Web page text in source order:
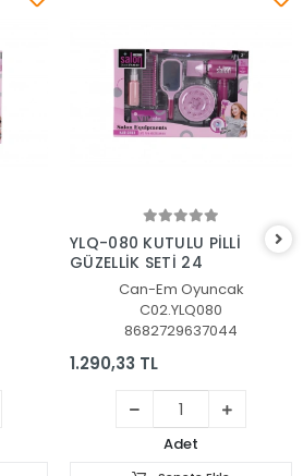
Sepete Ekle
YLQ-080 KUTULU PİLLİ
GÜZELLİK SETİ 24
Can-Em Oyuncak
C02.YLQ080
8682729637044
1.290,33 TL
Adet